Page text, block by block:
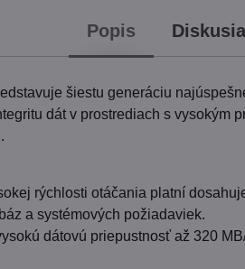
Popis
šiestu generáciu
dát v prostrediach s vysokým
rýchlosti otáčania platní
a systémových požiadaviek.
dátovú priepustnosť až 320